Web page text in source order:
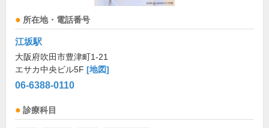
所在地・電話番号
江坂駅
大阪府吹田市豊津町1-21
エサカ中央ビル5F [地図]
06-6388-0110
診療科目